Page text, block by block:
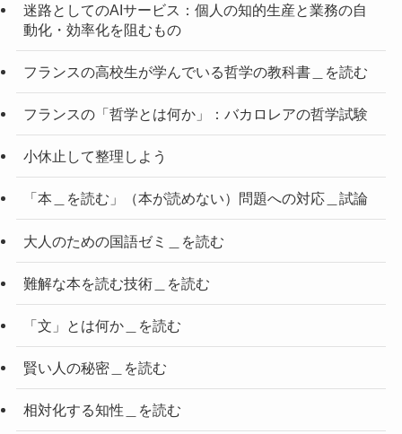
迷路としてのAIサービス：個人の知的生産と業務の自
動化・効率化を阻むもの
フランスの高校生が学んでいる哲学の教科書＿を読む
フランスの「哲学とは何か」：バカロレアの哲学試験
小休止して整理しよう
「本＿を読む」（本が読めない）問題への対応＿試論
大人のための国語ゼミ＿を読む
難解な本を読む技術＿を読む
「文」とは何か＿を読む
賢い人の秘密＿を読む
相対化する知性＿を読む